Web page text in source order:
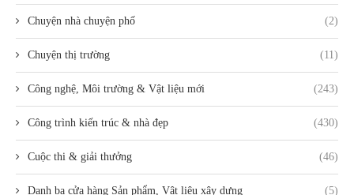
Chuyện nhà chuyện phố (2)
Chuyện thị trường (11)
Công nghệ, Môi trường & Vật liệu mới (243)
Công trình kiến trúc & nhà đẹp (430)
Cuộc thi & giải thưởng (46)
Danh bạ cửa hàng Sản phẩm, Vật liệu xây dựng (5)